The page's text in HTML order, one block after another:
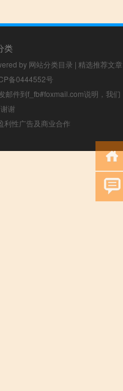
类
by 网站分类目录 | 精选推荐文章
备0444552号
邮件到f_fb#foxmail.com说明，我们
谢
利性广告及商业合作